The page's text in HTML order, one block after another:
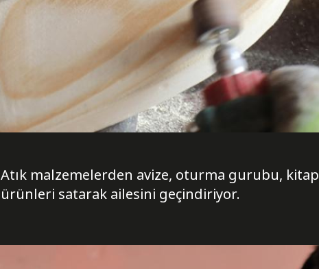
Atık malzemelerden avize, oturma gurubu,
ürünleri satarak ailesini geçindiriyor.